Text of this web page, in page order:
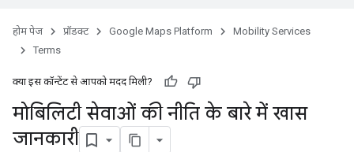
होम पेज प्रॉडक्ट Google Maps Platform
Mobility Services
Terms
क्या इस कॉन्टेंट से आपको मदद मिली?
मोबिलिटी सेवाओं की नीति के बारे में खास
जानकारी